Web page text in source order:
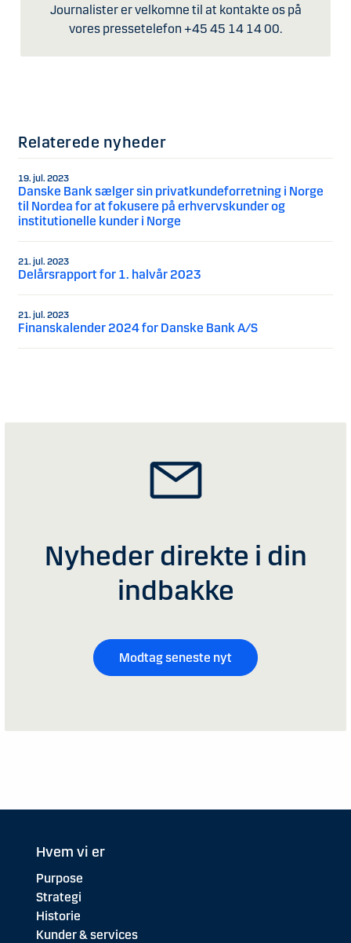
Journalister er velkomne til at kontakte os på
vores pressetelefon +45 45 14 14 00.
Relaterede nyheder
19. jul. 2023
Danske Bank sælger sin privatkundeforretning i Norge
til Nordea for at fokusere på erhvervskunder og
institutionelle kunder i Norge
21. jul. 2023
Delårsrapport for 1. halvår 2023
21. jul. 2023
Finanskalender 2024 for Danske Bank A/S
Nyheder direkte i din
indbakke
Modtag seneste nyt
Hvem vi er
Purpose
Strategi
Historie
Kunder & services